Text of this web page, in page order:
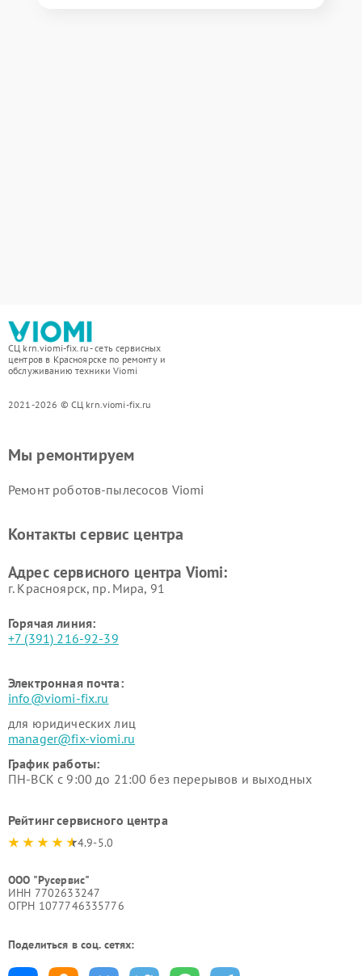
СЦ krn.viomi-fix.ru - сеть сервисных
центров в Красноярске по ремонту и
обслуживанию техники Viomi
2021-2026 © СЦ krn.viomi-fix.ru
Мы ремонтируем
Ремонт роботов-пылесосов Viomi
Контакты сервис центра
Адрес сервисного центра Viomi:
г. Красноярск, ​пр. Мира, 91
Горячая линия:
+7 (391) 216-92-39
Электронная почта:
info@viomi-fix.ru
для юридических лиц
manager@fix-viomi.ru
График работы:
ПН-ВСК с 9:00 до 21:00 без перерывов и выходных
Рейтинг сервисного центра
4.9-5.0
ООО "Русервис"
ИНН 7702633247
ОГРН 1077746335776
Поделиться в соц. сетях: